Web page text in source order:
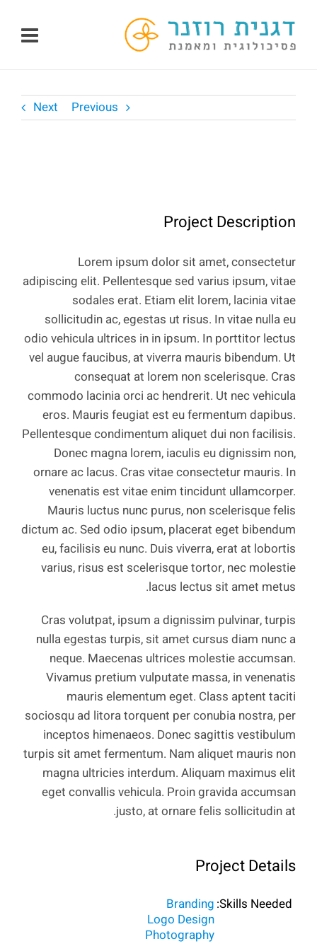
לתוכן
Previous
Next
Project Description
Lorem ipsum dolor sit amet, consectetur
adipiscing elit. Pellentesque sed varius ipsum, vitae
sodales erat. Etiam elit lorem, lacinia vitae
sollicitudin ac, egestas ut risus. In vitae nulla eu
odio vehicula ultrices in in ipsum. In porttitor lectus
vel augue faucibus, at viverra mauris bibendum. Ut
consequat at lorem non scelerisque. Cras
commodo lacinia orci ac hendrerit. Ut nec vehicula
eros. Mauris feugiat est eu fermentum dapibus.
Pellentesque condimentum aliquet dui non facilisis.
Donec magna lorem, iaculis eu dignissim non,
ornare ac lacus. Cras vitae consectetur mauris. In
venenatis est vitae enim tincidunt ullamcorper.
Mauris luctus nunc purus, non scelerisque felis
dictum ac. Sed odio ipsum, placerat eget bibendum
eu, facilisis eu nunc. Duis viverra, erat at lobortis
varius, risus est scelerisque tortor, nec molestie
lacus lectus sit amet metus.
Cras volutpat, ipsum a dignissim pulvinar, turpis
nulla egestas turpis, sit amet cursus diam nunc a
neque. Maecenas ultrices molestie accumsan.
Vivamus pretium vulputate massa, in venenatis
mauris elementum eget. Class aptent taciti
sociosqu ad litora torquent per conubia nostra, per
inceptos himenaeos. Donec sagittis vestibulum
turpis sit amet fermentum. Nam aliquet mauris non
magna ultricies interdum. Aliquam maximus elit
eget convallis vehicula. Proin gravida accumsan
justo, at ornare felis sollicitudin at.
Project Details
Skills Needed:
Branding
Logo Design
Photography